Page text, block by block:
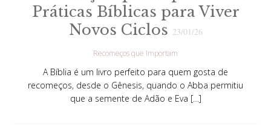
Práticas Bíblicas para Viver
Novos Ciclos 23/01/26
Recomeços que Importam
A Bíblia é um livro perfeito para quem gosta de
recomeços, desde o Gênesis, quando o Abba permitiu
que a semente de Adão e Eva […]